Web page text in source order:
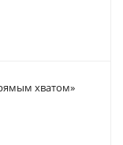
хватом»